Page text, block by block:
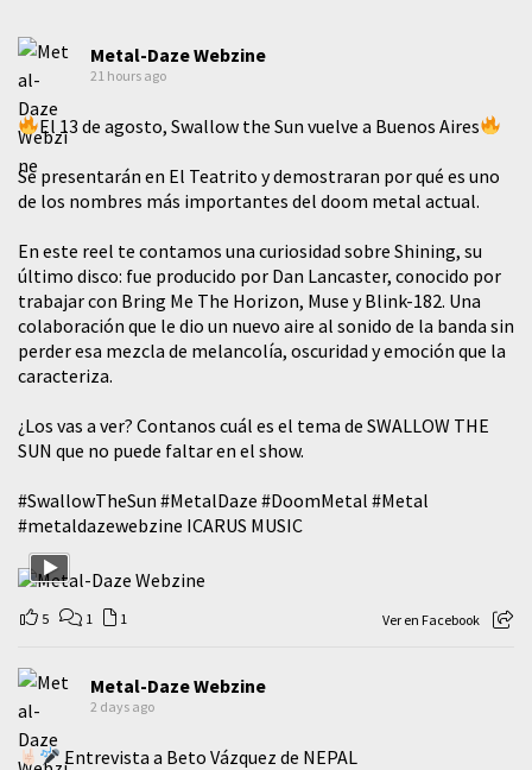
Metal-Daze Webzine
21 hours ago
El 13 de agosto, Swallow the Sun vuelve a Buenos Aires
Se presentarán en El Teatrito y demostraran por qué es uno
de los nombres más importantes del doom metal actual.
En este reel te contamos una curiosidad sobre Shining, su
último disco: fue producido por Dan Lancaster, conocido por
trabajar con Bring Me The Horizon, Muse y Blink-182. Una
colaboración que le dio un nuevo aire al sonido de la banda sin
perder esa mezcla de melancolía, oscuridad y emoción que la
caracteriza.
¿Los vas a ver? Contanos cuál es el tema de SWALLOW THE
SUN que no puede faltar en el show.
#SwallowTheSun #MetalDaze #DoomMetal #Metal
#metaldazewebzine ICARUS MUSIC
5 1 1 Ver en Facebook
Metal-Daze Webzine
2 days ago
Entrevista a Beto Vázquez de NEPAL